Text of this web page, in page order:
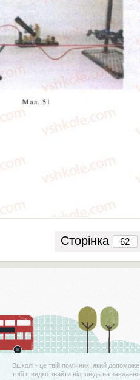
Сторінка
Вшколі - це твій помічник, який допоможе
тобі швидко знайти відповідь на завдання